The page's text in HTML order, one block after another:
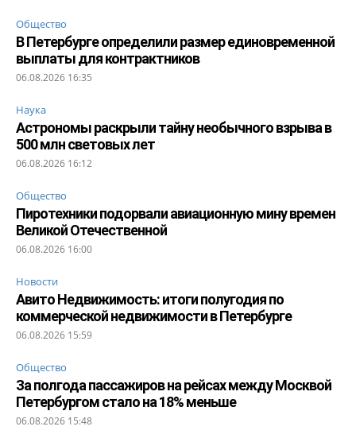
Общество
В Петербурге определили размер единовременной
выплаты для контрактников
06.08.2026 16:35
Наука
Астрономы раскрыли тайну необычного взрыва в
500 млн световых лет
06.08.2026 16:12
Общество
Пиротехники подорвали авиационную мину времен
Великой Отечественной
06.08.2026 16:00
Новости
Авито Недвижимость: итоги полугодия по
коммерческой недвижимости в Петербурге
06.08.2026 15:59
Общество
За полгода пассажиров на рейсах между Москвой
Петербургом стало на 18% меньше
06.08.2026 15:48